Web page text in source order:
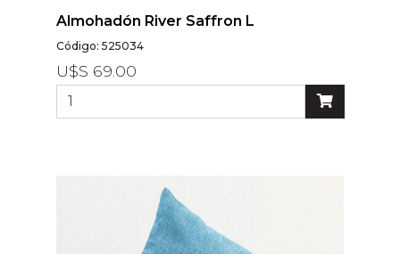
Almohadón River Saffron L
Código: 525034
U$S 69.00